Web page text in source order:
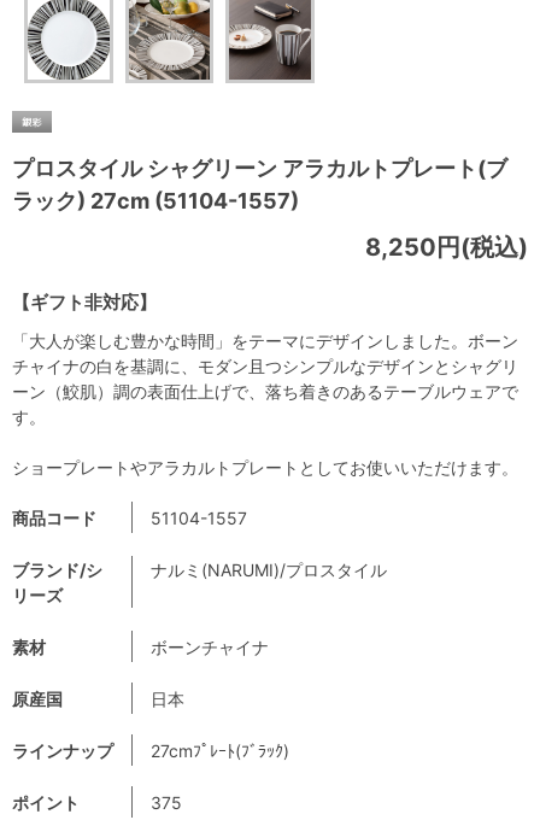
プロスタイル シャグリーン アラカルトプレート(ブ
ラック) 27cm (51104-1557)
【ギフト非対応】
8,250円(税込)
商品コード 51104-1557
ブランド/シ
リーズ
ナルミ(NARUMI)/プロスタイル
素材 ボーンチャイナ
原産国 日本
ラインナップ 27cmﾌﾟﾚｰﾄ(ﾌﾞﾗｯｸ)
ポイント 375
「大人が楽しむ豊かな時間」をテーマにデザインしました。ボーン
チャイナの白を基調に、モダン且つシンプルなデザインとシャグリ
ーン（鮫肌）調の表面仕上げで、落ち着きのあるテーブルウェアで
す。
ショープレートやアラカルトプレートとしてお使いいただけます。